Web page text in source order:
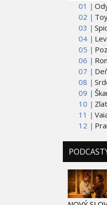
01 |
02 |
03 |
04 |
05 |
06 |
07 |
08 |
09 |
10 |
11 |
12 |